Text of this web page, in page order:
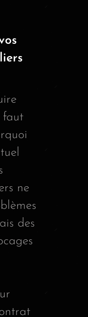
faut
ne
des